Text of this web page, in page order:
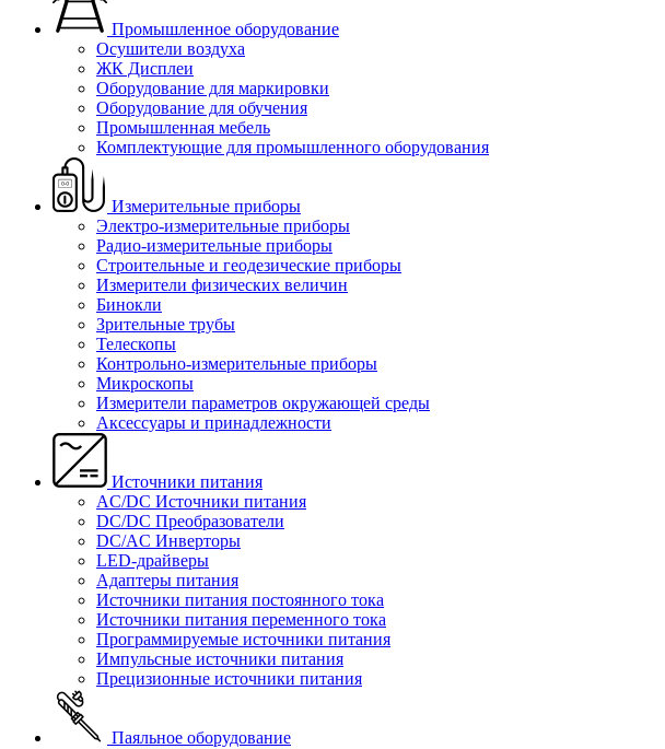
Промышленное оборудование
Осушители воздуха
ЖК Дисплеи
Оборудование для маркировки
Оборудование для обучения
Промышленная мебель
Комплектующие для промышленного оборудования
Измерительные приборы
Электро-измерительные приборы
Радио-измерительные приборы
Строительные и геодезические приборы
Измерители физических величин
Бинокли
Зрительные трубы
Телескопы
Контрольно-измерительные приборы
Микроскопы
Измерители параметров окружающей среды
Аксессуары и принадлежности
Источники питания
AC/DC Источники питания
DC/DC Преобразователи
DC/AC Инверторы
LED-драйверы
Адаптеры питания
Источники питания постоянного тока
Источники питания переменного тока
Программируемые источники питания
Импульсные источники питания
Прецизионные источники питания
Паяльное оборудование